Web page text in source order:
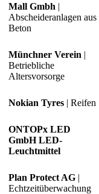
Mall Gmbh |
Abscheideranlagen aus
Beton
Münchner Verein |
Betriebliche
Altersvorsorge
Nokian Tyres | Reifen
ONTOPx LED
GmbH LED-
Leuchtmittel
Plan Protect AG |
Echtzeitüberwachung